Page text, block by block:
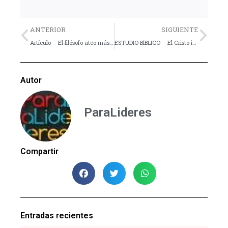
Previo
ANTERIOR
Artículo – El filósofo ateo más influyente del mundo acepta la existencia de Dios
SIGUIENTE
ESTUDIO BÍBLICO – El Cristo incomparable – Parte 10
Autor
ParaLideres
Compartir
Entradas recientes